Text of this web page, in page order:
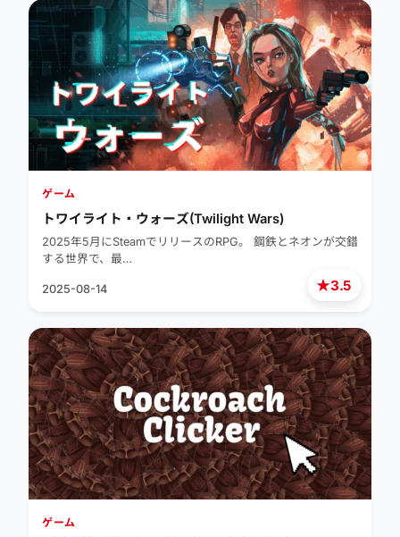
★3.5
ゲーム
トワイライト・ウォーズ(Twilight Wars)
2025年5月にSteamでリリースのRPG。 鋼鉄とネオンが交錯
する世界で、最…
2025-08-14
ゲーム